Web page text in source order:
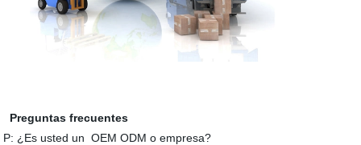
Preguntas frecuentes
P: ¿Es usted un OEM ODM o empresa?